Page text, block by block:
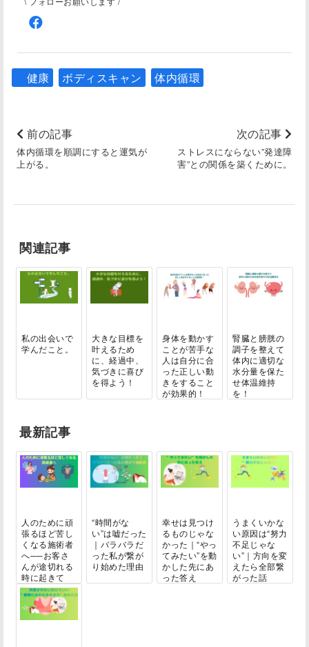
健康 ボディスキャン 体内循環
前の記事
体内循環を順調にすると運気が
上がる。
次の記事
ストレスにならない”発達障
害”との関係を築くために。
関連記事
私の出会いで
学んだこと。
大きな目標を
叶えるため
に、経過中、
気づきに喜び
を得よう！
身体を動かす
ことが苦手な
人は自分に合
った正しい動
きをすること
が効果的！
腎臓と膀胱の
調子を整えて
体内に適切な
水分量を保た
せ体温維持
を！
最新記事
人のために頑
張るほど苦し
くなる施術者
へ──お客さ
んが途切れる
時に起きて
い...
“時間がな
い”は嘘だった
｜バラバラだ
った私が繋が
り始めた理由
幸せは見つけ
るものじゃな
かった｜“やっ
てみたい”を動
かした先にあ
った答え
うまくいかな
い原因は“努力
不足じゃな
い”｜方向を変
えたら全部繋
がった話